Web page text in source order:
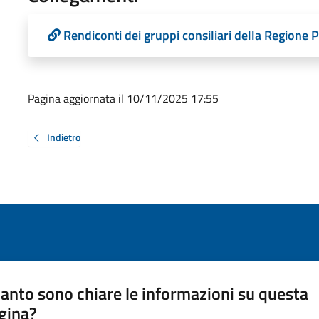
Rendiconti dei gruppi consiliari della Regione
Pagina aggiornata il 10/11/2025 17:55
Indietro
sono chiare le informazioni su questa